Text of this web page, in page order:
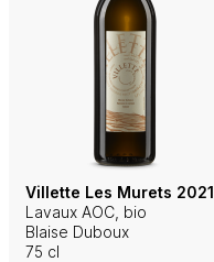
Villette Les Murets 2021
Lavaux AOC, bio
Blaise Duboux
75 cl